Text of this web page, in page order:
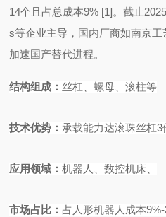
14个且占总成本9% [1]。截止
s等企业主导，国内厂商如南京
加速国产替代进程。
结构组成 ：丝杠、螺母、滚柱等
技术优势 ： 承载能力达滚珠丝杠3
应用领域 ：机器人、数控机床、
市场占比 ： 占人形机器人成本